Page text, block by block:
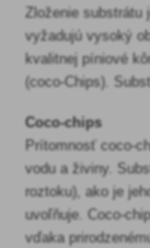
Zloženie substrátu
vyžadujú vysoký
kvalitnej píniové
(coco-Chips).
Coco-chips
Prítomnosť coco-
vodu a živiny.
roztoku), ako je
uvoľňuje. Coco-
vďaka